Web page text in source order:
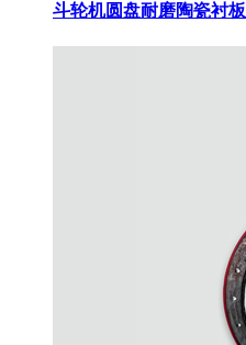
斗轮机圆盘耐磨陶瓷衬板